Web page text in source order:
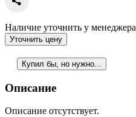
Наличие уточнить у менеджера
Уточнить цену
Купил бы, но нужно...
Описание
Описание отсутствует.